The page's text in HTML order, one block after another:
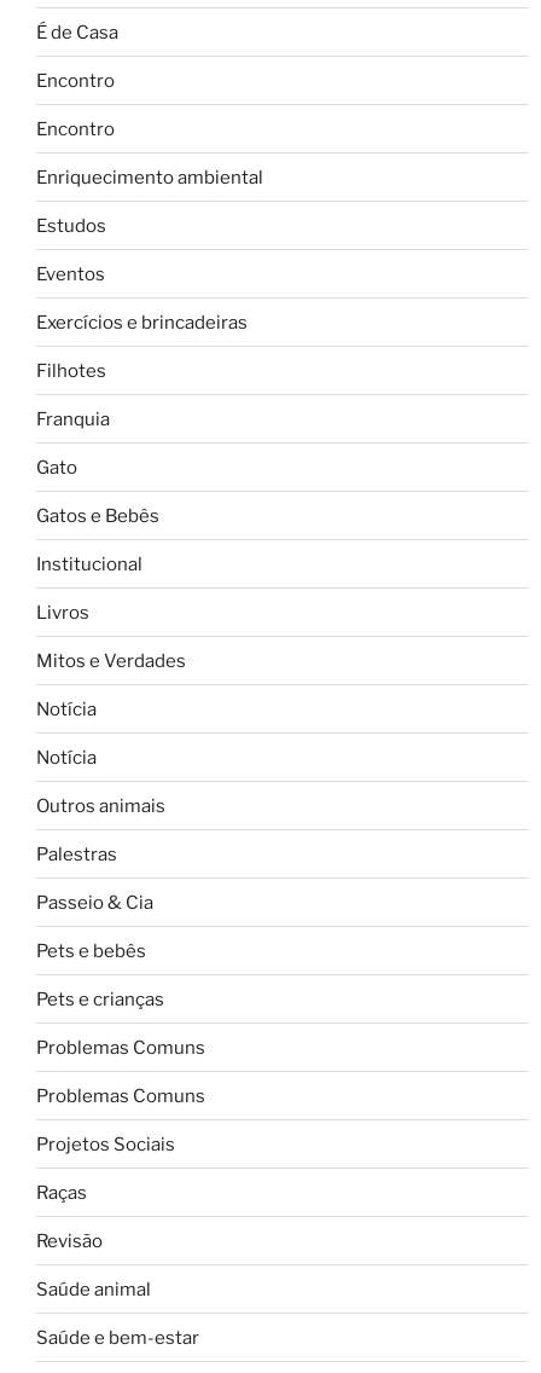
É de Casa
Encontro
Encontro
Enriquecimento ambiental
Estudos
Eventos
Exercícios e brincadeiras
Filhotes
Franquia
Gato
Gatos e Bebês
Institucional
Livros
Mitos e Verdades
Notícia
Notícia
Outros animais
Palestras
Passeio & Cia
Pets e bebês
Pets e crianças
Problemas Comuns
Problemas Comuns
Projetos Sociais
Raças
Revisão
Saúde animal
Saúde e bem-estar